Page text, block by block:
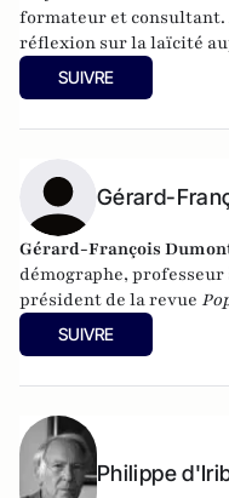
formateur et consultant.
réflexion sur la laïcité
l’intégration. Dernier
travail social,
SUIVRE
Gérard-
Gérard-François
démographe,
président de la revue
notamment de
(L’Harmattan),et
SUIVRE
Philippe